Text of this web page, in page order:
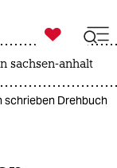

taz zahl ich
sachsen-anhalt
schrieben Drehbuch